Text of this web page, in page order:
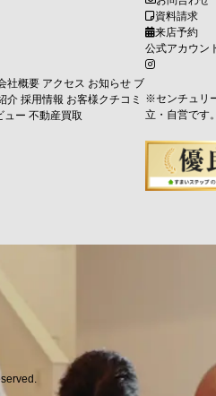
社概要 アクセス お知らせ ブ
介 採用情報 お客様クチコミ
ュー 不動産買取
資料請求
来店予約
公式アカウン
※センチュリ
立・自営です。